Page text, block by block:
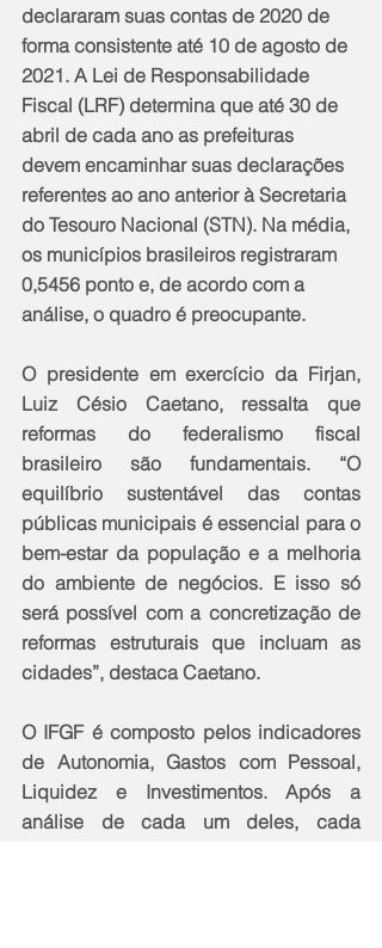
declararam suas contas de 2020 de
forma consistente até 10 de agosto de
2021. A Lei de Responsabilidade
Fiscal (LRF) determina que até 30 de
abril de cada ano as prefeituras
devem encaminhar suas declarações
referentes ao ano anterior à Secretaria
do Tesouro Nacional (STN). Na média,
os municípios brasileiros registraram
0,5456 ponto e, de acordo com a
análise, o quadro é preocupante.
O presidente em exercício da Firjan,
Luiz Césio Caetano, ressalta que
reformas do federalismo fiscal
brasileiro são fundamentais. “O
equilíbrio sustentável das contas
públicas municipais é essencial para o
bem-estar da população e a melhoria
do ambiente de negócios. E isso só
será possível com a concretização de
reformas estruturais que incluam as
cidades”, destaca Caetano.
O IFGF é composto pelos indicadores
de Autonomia, Gastos com Pessoal,
Liquidez e Investimentos. Após a
análise de cada um deles, cada